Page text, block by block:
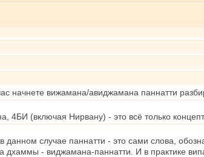
начнете вижамана/авиджамана паннатти
4БИ (включая Нирвану) - это всё только
случае паннатти - это сами слова,
дхаммы - виджамана-паннатти. И в практике